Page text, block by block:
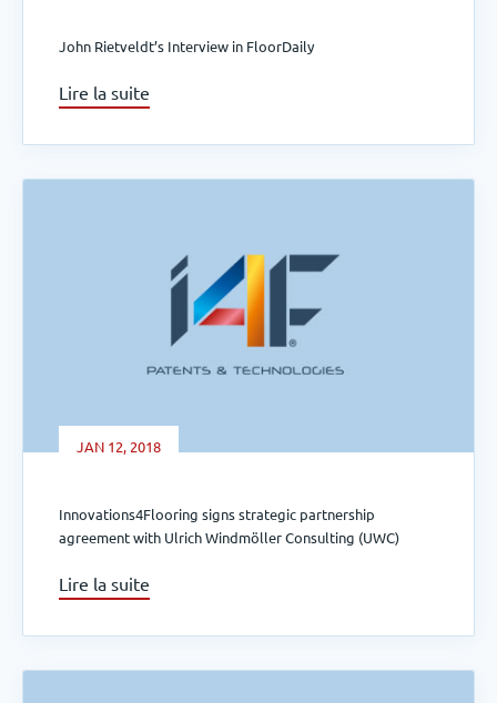
John Rietveldt’s Interview in FloorDaily
Lire la suite
JAN 12, 2018
Innovations4Flooring signs strategic partnership
agreement with Ulrich Windmöller Consulting (UWC)
Lire la suite